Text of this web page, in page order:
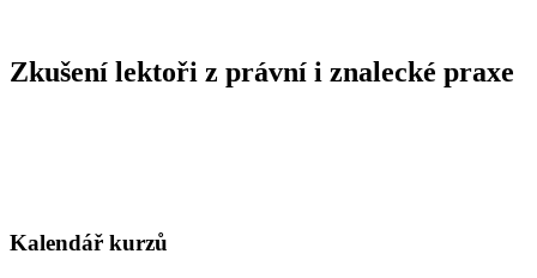
Zkušení lektoři z právní i znalecké praxe
Kalendář kurzů